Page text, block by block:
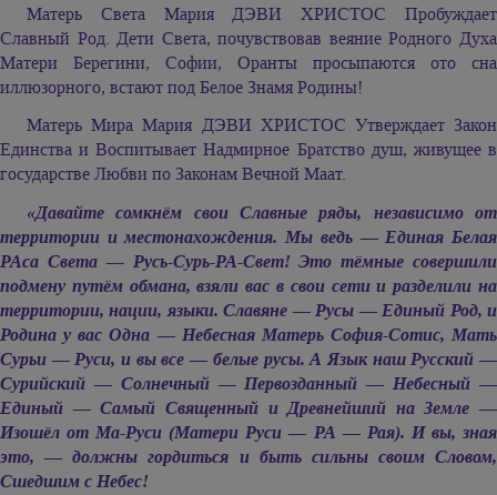
Матерь Света Мария ДЭВИ ХРИСТОС Пробуждает
Славный Род. Дети Света, почувствовав веяние Родного Духа
Матери Берегини, Софии, Оранты просыпаются ото сна
иллюзорного, встают под Белое Знамя Родины!
Матерь МираМария ДЭВИ ХРИСТОС Утверждает Закон
Единства и Воспитывает Надмирное Братство душ, живущее в
государстве Любви по Законам Вечной Маат.
«Давайте сомкнём свои Славные ряды, независимо от
территории и местонахождения. Мы ведь — Единая Белая
РАса Света — Русь-Сурь-РА-Свет! Это тёмные совершили
подмену путём обмана, взяли вас в свои сети и разделили на
территории, нации, языки. Славяне — Русы — Единый Род, и
Родина у вас Одна — Небесная Матерь София-Сотис, Мать
Сурьи — Руси, и вы все — белые русы. А Язык наш Русский —
Сурийский — Солнечный — Первозданный — Небесный —
Единый — Самый Священный и Древнейший на Земле —
Изошёл от Ма-Руси (Матери Руси — РА — Рая). И вы, зная
это, — должны гордиться и быть сильны своим Словом,
Сшедшим с Небес!